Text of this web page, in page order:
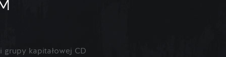
kapitałowej CD